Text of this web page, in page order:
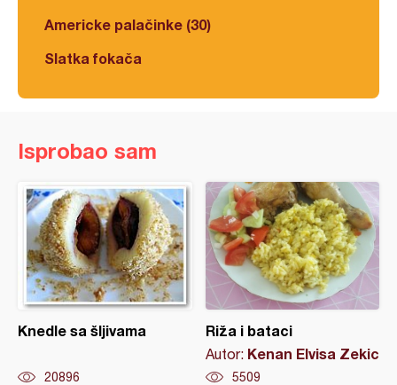
Americke palačinke (30)
Slatka fokača
Isprobao sam
Knedle sa šljivama
20896
Riža i bataci
Autor: Kenan Elvisa Zekic
5509